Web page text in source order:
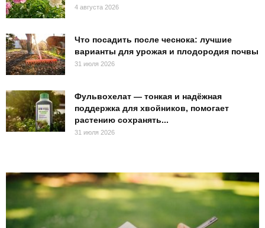
4 августа 2026
Что посадить после чеснока: лучшие
варианты для урожая и плодородия почвы
31 июля 2026
Фульвохелат — тонкая и надёжная
поддержка для хвойников, помогает
растению сохранять...
31 июля 2026